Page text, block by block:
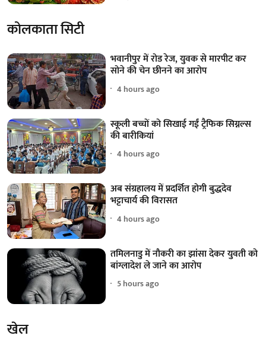
कोलकाता सिटी
भवानीपुर में रोड रेज, युवक से मारपीट कर
सोने की चेन छीनने का आरोप
4 hours ago
स्कूली बच्चों को सिखाई गईं ट्रैफिक सिग्नल्स
की बारीकियां
4 hours ago
अब संग्रहालय में प्रदर्शित होगी बुद्धदेव
भट्टाचार्य की विरासत
4 hours ago
तमिलनाडु में नौकरी का झांसा देकर युवती को
बांग्लादेश ले जाने का आरोप
5 hours ago
खेल